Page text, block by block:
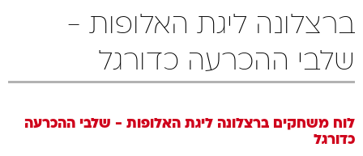
ברצלונה ליגת האלופות -
שלבי ההכרעה כדורגל
לוח משחקים ברצלונה ליגת האלופות - שלבי ההכרעה
כדורגל